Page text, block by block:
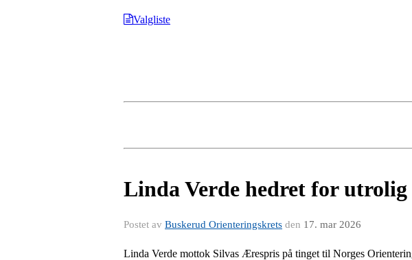
Valgliste
Linda Verde hedret for utrolig
Postet av Buskerud Orienteringskrets den 17. mar 2026
Linda Verde mottok Silvas Ærespris på tinget til Norges